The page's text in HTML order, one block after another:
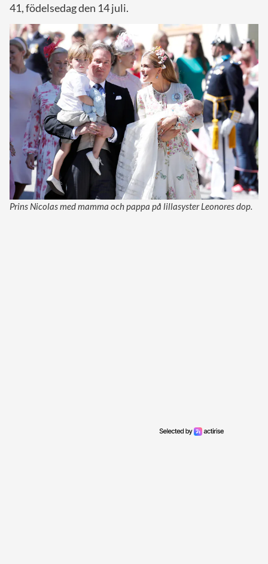
41, födelsedag den 14 juli.
Prins Nicolas med mamma och pappa på lillasyster Leonores dop.